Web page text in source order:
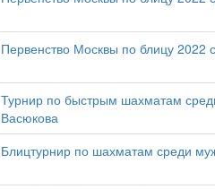
Первенство Москвы по блицу 2022
Турнир по быстрым шахматам
Васюкова
Блицтурнир по шахматам среди